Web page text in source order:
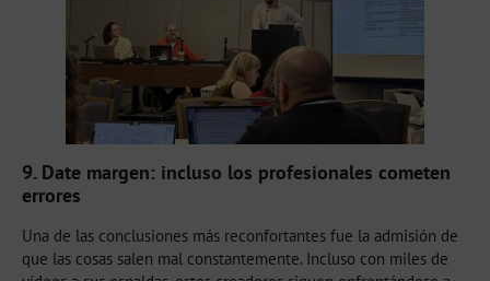
9. Date margen: incluso los profesionales cometen
errores
Una de las conclusiones más reconfortantes fue la admisión de
que las cosas salen mal constantemente. Incluso con miles de